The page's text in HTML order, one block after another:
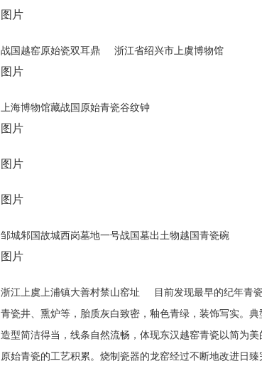
图片
战国越窑原始瓷双耳鼎 浙江省绍兴市上虞博物馆
图片
上海博物馆藏战国原始青瓷谷纹钟
图片
图片
图片
邹城邾国故城西岗墓地一号战国墓出土物越国青瓷碗
图片
浙江上虞上浦镇大善村禁山窑址 目前发现最早的纪年青
青瓷井、熏炉等，胎质灰白致密，釉色青绿，装饰写实。
造型简洁得当，线条自然流畅，体现东汉越窑青瓷以简为
原始青瓷的工艺积累。烧制瓷器的龙窑经过不断地改进日